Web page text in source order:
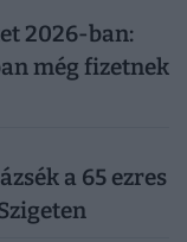
2026-ban:
még fizetnek
a 65 ezres